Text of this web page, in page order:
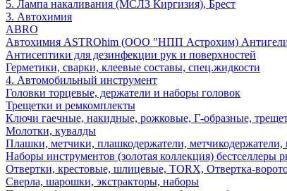
5. Лампа накаливания (МСЛЗ Киргизия), Брест
3. Автохимия
ABRO
Автохимия ASTROhim (ООО "НПП Астрохим) Антигели
Антисептики для дезинфекции рук и поверхностей
Герметики, сварки, клеевые составы, спец.жидкости
4. Автомобильный инструмент
Головки торцевые, держатели и наборы головок
Трещетки и ремкомплекты
Ключи гаечные, накидные, рожковые, Г-образные,
Молотки, кувалды
Плашки, метчики, плашкодержатели, метчикодержатели,
Наборы инструментов (золотая коллекция) бестселлеры
Отвертки, крестовые, шлицевые, TORX, Отвертка-
Сверла, шарошки, экстракторы, наборы